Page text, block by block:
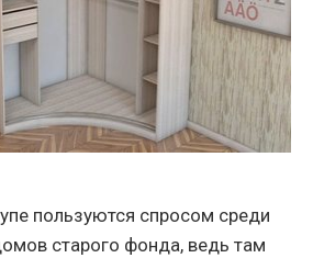
пользуются спросом среди
старого фонда, ведь там